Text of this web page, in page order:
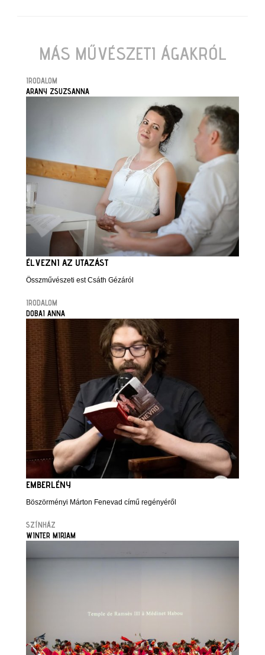
MÁS MŰVÉSZETI ÁGAKRÓL
IRODALOM
ARANY ZSUZSANNA
ÉLVEZNI AZ UTAZÁST
Összművészeti est Csáth Gézáról
IRODALOM
DOBAI ANNA
EMBERLÉNY
Böszörményi Márton Fenevad című regényéről
SZÍNHÁZ
WINTER MIRJAM